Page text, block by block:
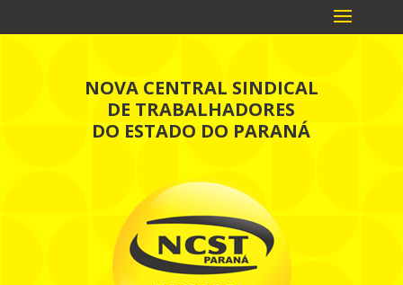
NOVA CENTRAL SINDICAL
DE TRABALHADORES
DO ESTADO DO PARANÁ